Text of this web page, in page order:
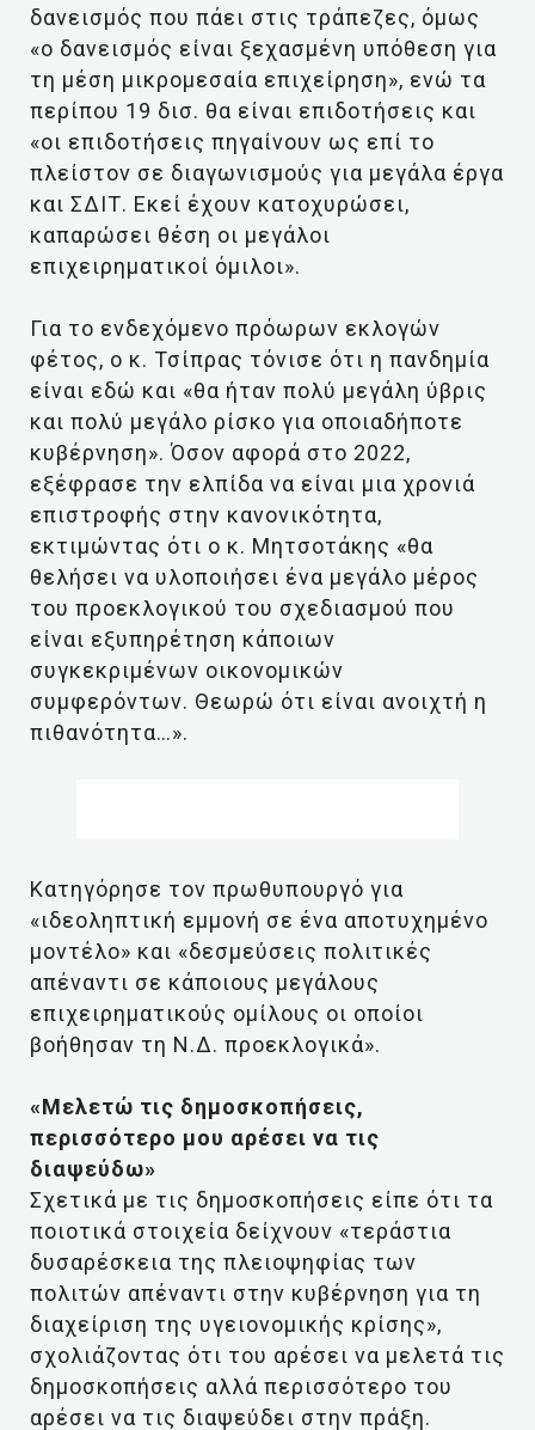
δανεισμός που πάει στις τράπεζες, όμως
«ο δανεισμός είναι ξεχασμένη υπόθεση για
τη μέση μικρομεσαία επιχείρηση», ενώ τα
περίπου 19 δισ. θα είναι επιδοτήσεις και
«οι επιδοτήσεις πηγαίνουν ως επί το
πλείστον σε διαγωνισμούς για μεγάλα έργα
και ΣΔΙΤ. Εκεί έχουν κατοχυρώσει,
καπαρώσει θέση οι μεγάλοι
επιχειρηματικοί όμιλοι».
Για το ενδεχόμενο πρόωρων εκλογών
φέτος, ο κ. Τσίπρας τόνισε ότι η πανδημία
είναι εδώ και «θα ήταν πολύ μεγάλη ύβρις
και πολύ μεγάλο ρίσκο για οποιαδήποτε
κυβέρνηση». Όσον αφορά στο 2022,
εξέφρασε την ελπίδα να είναι μια χρονιά
επιστροφής στην κανονικότητα,
εκτιμώντας ότι ο κ. Μητσοτάκης «θα
θελήσει να υλοποιήσει ένα μεγάλο μέρος
του προεκλογικού του σχεδιασμού που
είναι εξυπηρέτηση κάποιων
συγκεκριμένων οικονομικών
συμφερόντων. Θεωρώ ότι είναι ανοιχτή η
πιθανότητα…».
Κατηγόρησε τον πρωθυπουργό για
«ιδεοληπτική εμμονή σε ένα αποτυχημένο
μοντέλο» και «δεσμεύσεις πολιτικές
απέναντι σε κάποιους μεγάλους
επιχειρηματικούς ομίλους οι οποίοι
βοήθησαν τη Ν.Δ. προεκλογικά».
«Μελετώ τις δημοσκοπήσεις,
περισσότερο μου αρέσει να τις
διαψεύδω»
Σχετικά με τις δημοσκοπήσεις είπε ότι τα
ποιοτικά στοιχεία δείχνουν «τεράστια
δυσαρέσκεια της πλειοψηφίας των
πολιτών απέναντι στην κυβέρνηση για τη
διαχείριση της υγειονομικής κρίσης»,
σχολιάζοντας ότι του αρέσει να μελετά τις
δημοσκοπήσεις αλλά περισσότερο του
αρέσει να τις διαψεύδει στην πράξη.